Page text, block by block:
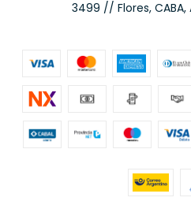
3499 // Flores,